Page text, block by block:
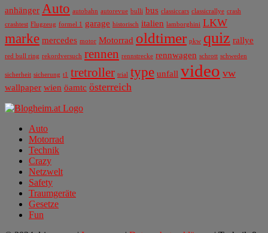
anhänger Auto autobahn autorevue bulli bus classiccars classicrallye crash
crashtest Flugzeug formel 1 garage historisch italien lamborghini LKW
marke mercedes motor Motorrad oldtimer pkw quiz rallye
red bull ring rekordversuch rennen rennstrecke rennwagen schrott schweden
sicherheit sicherung t1 tretroller trial type unfall video vw
wallpaper wien öamtc österreich
Auto
Motorrad
Technik
Crazy
Netzwelt
Safety
Traumgeräte
Gesetze
Fun